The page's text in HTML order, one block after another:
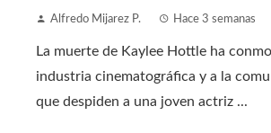
Alfredo Mijarez P. Hace 3 semanas
La muerte de Kaylee Hottle ha
industria cinematográfica y a la
que despiden a una joven actriz ...